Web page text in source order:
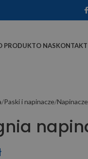
PRODUKTO NASKONTAKT
Paski i napinacze Napinacze